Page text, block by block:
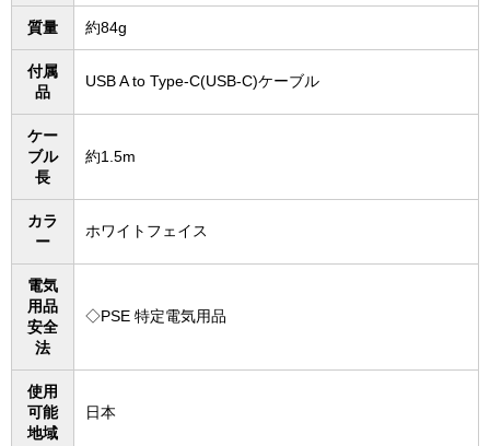
質量 約84g
付属
品
USB A to Type-C(USB-C)ケーブル
ケー
ブル
長
約1.5m
カラ
ー
ホワイトフェイス
電気
用品
安全
法
◇PSE 特定電気用品
使用
可能
地域
日本